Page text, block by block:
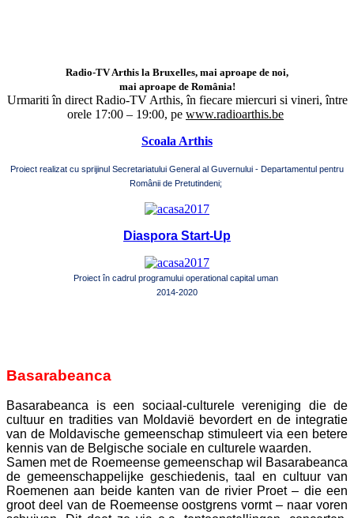
Radio-TV Arthis la Bruxelles, mai aproape de noi,
mai aproape de România!
Urmariti în direct Radio-TV Arthis, în fiecare miercuri si vineri, între
orele 17:00 – 19:00, pe www.radioarthis.be
Scoala Arthis
Proiect realizat cu sprijinul Secretariatului General al Guvernului - Departamentul pentru
Românii de Pretutindeni;
Diaspora Start-Up
Proiect în cadrul programului operational capital uman
2014-2020
Basarabeanca
Basarabeanca is een sociaal-culturele vereniging die de
cultuur en tradities van Moldavië bevordert en de integratie
van de Moldavische gemeenschap stimuleert via een betere
kennis van de Belgische sociale en culturele waarden.
Samen met de Roemeense gemeenschap wil Basarabeanca
de gemeenschappelijke geschiedenis, taal en cultuur van
Roemenen aan beide kanten van de rivier Proet – die een
groot deel van de Roemeense oostgrens vormt – naar voren